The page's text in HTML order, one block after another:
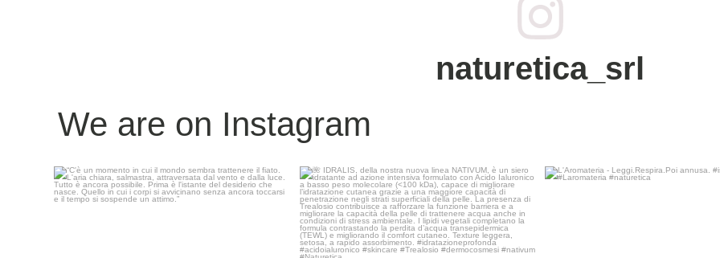
naturetica_srl
We are on Instagram
“C`è un momento in cui il mondo sembra trattenere...
15
IDRALIS, della nostra nuova linea NATIVUM, è un...
21 0
L`Aromateria - Leggi.Respira.Poi